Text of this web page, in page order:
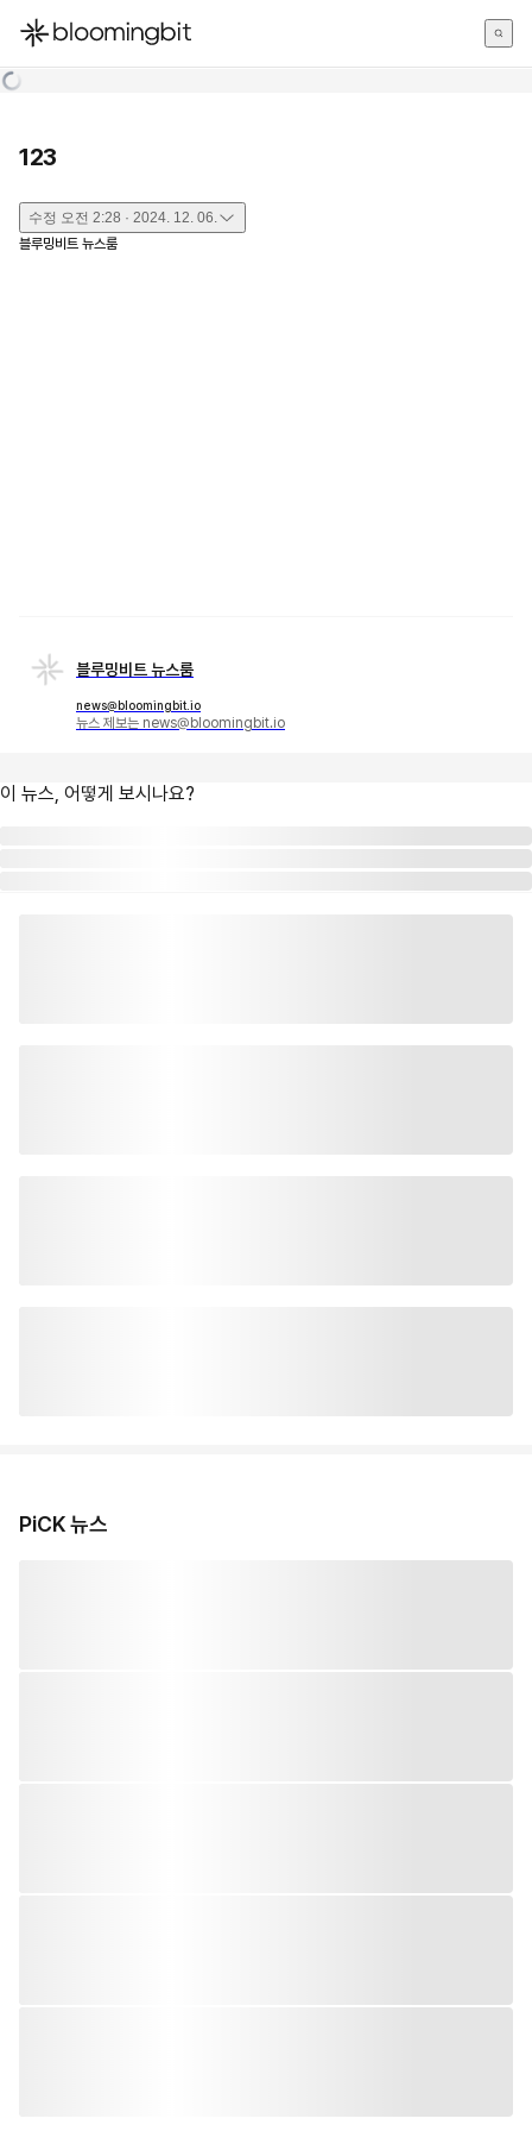
한국어
123
수정 오전 2:28 · 2024. 12. 06.
블루밍비트 뉴스룸
블루밍비트 뉴스룸
news@bloomingbit.io
뉴스 제보는 news@bloomingbit.io
이 뉴스, 어떻게 보시나요?
PiCK 뉴스